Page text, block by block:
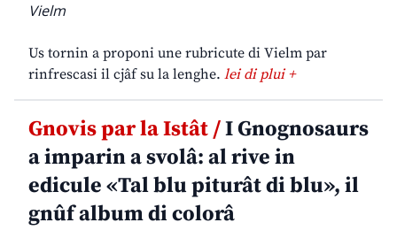
Vielm
Us tornin a proponi une rubricute di Vielm par
rinfrescasi il cjâf su la lenghe. lei di plui +
Gnovis par la Istât /I Gnognosaurs
a imparin a svolâ: al rive in
edicule «Tal blu piturât di blu», il
gnûf album di colorâ